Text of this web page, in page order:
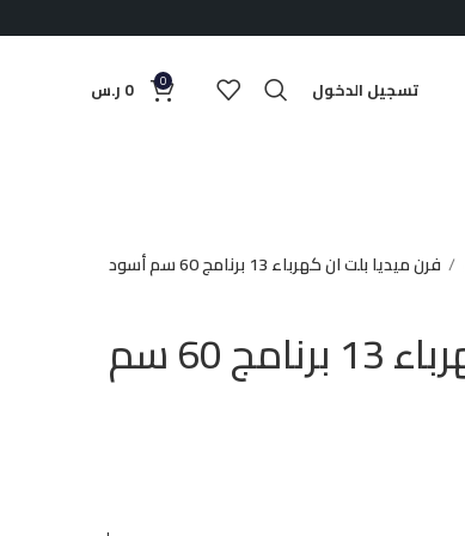
تسجيل الدخول 0
0 ر.س
فرن ميديا بلت ان كهرباء 13 برنامج 60 سم أسود
فرن ميديا بلت ان كهرباء 13 برنامج 60 سم